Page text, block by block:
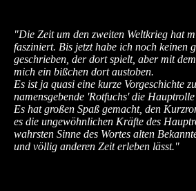
"Die Zeit um den zweiten Weltkrieg hat
fasziniert. Bis jetzt habe ich noch keinen
geschrieben, der dort spielt, aber mit
mich ein bißchen dort austoben.
Es ist ja quasi eine kurze Vorgeschichte
namensgebende 'Rotfuchs' die
Es hat großen Spaß gemacht, den
es die ungewöhnlichen Kräfte des
wahrsten Sinne des Wortes alten
und völlig anderen Zeit erleben lässt."